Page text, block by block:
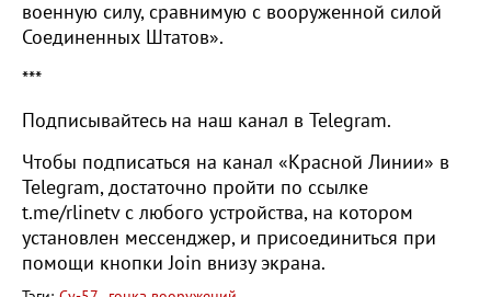
военную силу, сравнимую с вооруженной силой
Соединенных Штатов».
***
Подписывайтесь на наш канал в Telegram.
Чтобы подписаться на канал «Красной Линии» в
Telegram, достаточно пройти по ссылке
t.me/rlinetv с любого устройства, на котором
установлен мессенджер, и присоединиться при
помощи кнопки Join внизу экрана.